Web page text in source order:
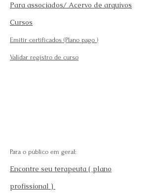
Para associados/ Acervo de arquivos
Cursos
Emitir certificados (Plano pago )
Validar registro de curso
Para o público em geral:
Encontre seu terapeuta ( plano
profissional )